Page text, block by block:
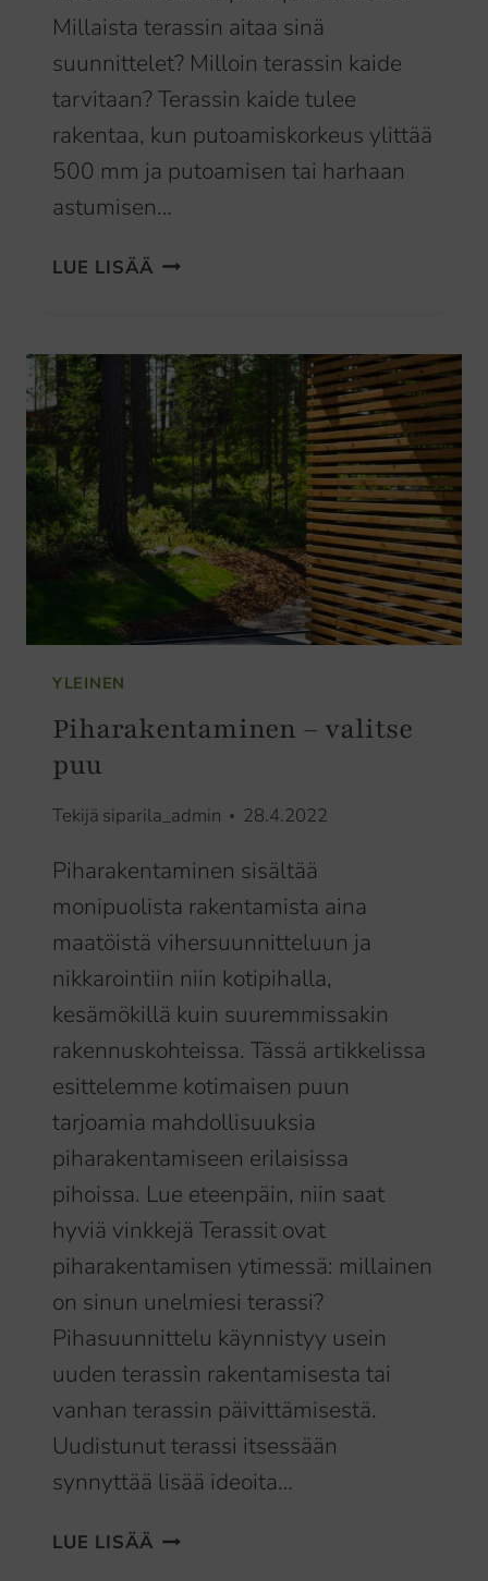
Millaista terassin aitaa sinä
suunnittelet? Milloin terassin kaide
tarvitaan? Terassin kaide tulee
rakentaa, kun putoamiskorkeus ylittää
500 mm ja putoamisen tai harhaan
astumisen…
LUE LISÄÄ TERASSIN
YLEINEN
Piharakentaminen – valitse
puu
Tekijä siparila_admin 28.4.2022
Piharakentaminen sisältää
monipuolista rakentamista aina
maatöistä vihersuunnitteluun ja
nikkarointiin niin kotipihalla,
kesämökillä kuin suuremmissakin
rakennuskohteissa. Tässä artikkelissa
esittelemme kotimaisen puun
tarjoamia mahdollisuuksia
piharakentamiseen erilaisissa
pihoissa. Lue eteenpäin, niin saat
hyviä vinkkejä Terassit ovat
piharakentamisen ytimessä: millainen
on sinun unelmiesi terassi?
Pihasuunnittelu käynnistyy usein
uuden terassin rakentamisesta tai
vanhan terassin päivittämisestä.
Uudistunut terassi itsessään
synnyttää lisää ideoita…
LUE LISÄÄ PIHARAKENTAMINEN